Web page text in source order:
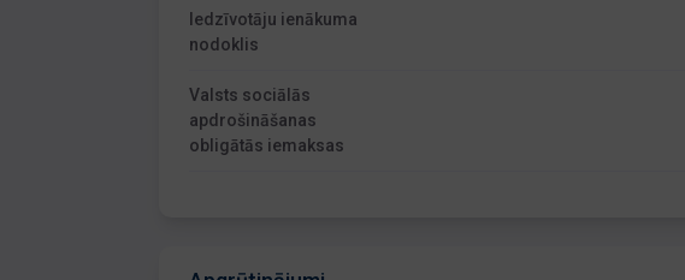
Iedzīvotāju ienākuma
nodoklis
Valsts sociālās
apdrošināšanas
obligātās iemaksas